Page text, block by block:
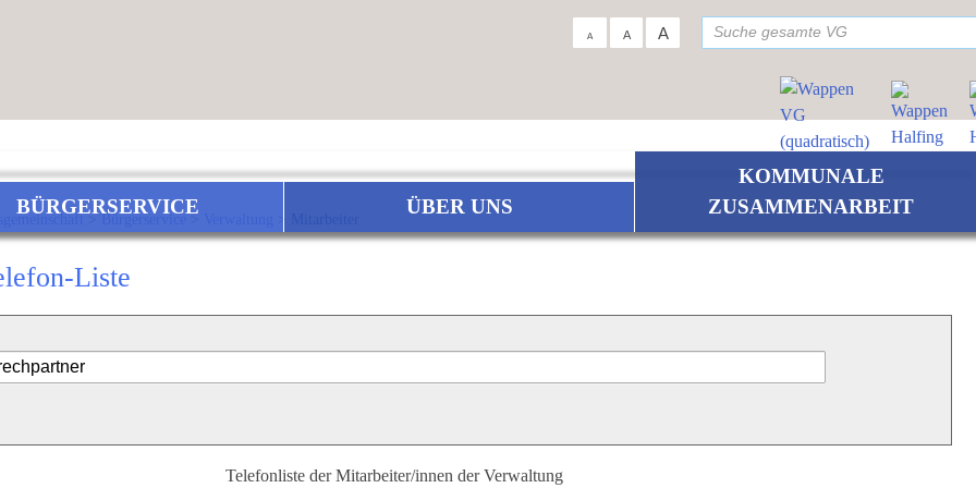
A A A
BÜRGERSERVICE ÜBER UNS
KOMMUNALE
ZUSAMMENARBEIT
>Bürgerservice>
Liste
Telefonliste der Mitarbeiter/innen der Verwaltung